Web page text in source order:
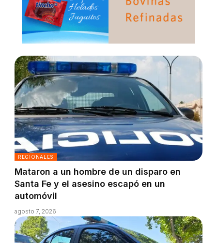
REGIONALES
Mataron a un hombre de un disparo en
Santa Fe y el asesino escapó en un
automóvil
agosto 7, 2026